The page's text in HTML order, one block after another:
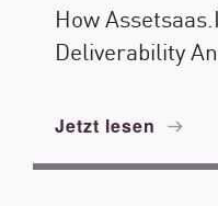
How
Deliverability
Jetzt lesen